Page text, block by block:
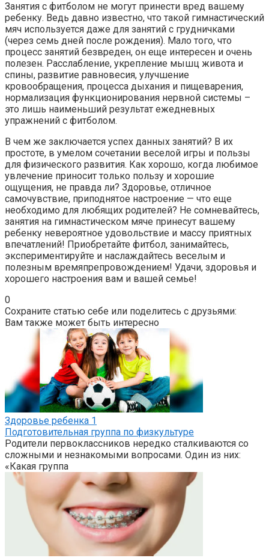
Занятия с фитболом не могут принести вред вашему
ребенку. Ведь давно известно, что такой гимнастический
мяч используется даже для занятий с грудничками
(через семь дней после рождения). Мало того, что
процесс занятий безвреден, он еще интересен и очень
полезен. Расслабление, укрепление мышц живота и
спины, развитие равновесия, улучшение
кровообращения, процесса дыхания и пищеварения,
нормализация функционирования нервной системы –
это лишь наименьший результат ежедневных
упражнений с фитболом.
В чем же заключается успех данных занятий? В их
простоте, в умелом сочетании веселой игры и пользы
для физического развития. Как хорошо, когда любимое
увлечение приносит только пользу и хорошие
ощущения, не правда ли? Здоровье, отличное
самочувствие, приподнятое настроение — что еще
необходимо для любящих родителей? Не сомневайтесь,
занятия на гимнастическом мяче принесут вашему
ребенку невероятное удовольствие и массу приятных
впечатлений! Приобретайте фитбол, занимайтесь,
экспериментируйте и наслаждайтесь веселым и
полезным времяпрепровождением! Удачи, здоровья и
хорошего настроения вам и вашей семье!
0
Сохраните статью себе или поделитесь с друзьями:
Вам также может быть интересно
Здоровье ребенка 1
Подготовительная группа по физкультуре
Родители первоклассников нередко сталкиваются со
сложными и незнакомыми вопросами. Один из них:
«Какая группа